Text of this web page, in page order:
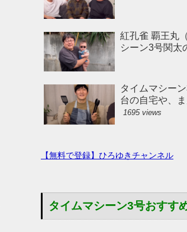
紅孔雀 覇王丸
シーン3号関太
タイムマシー
台の自宅や、
1695 views
【無料で登録】ひろゆきチャンネル
タイムマシーン3号おすす